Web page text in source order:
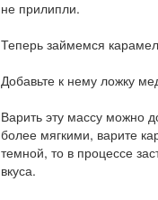
не прилипли.
Теперь займемся
Добавьте к нему ложку
Варить эту массу можно
более мягкими, варите
темной, то в процессе
вкуса.